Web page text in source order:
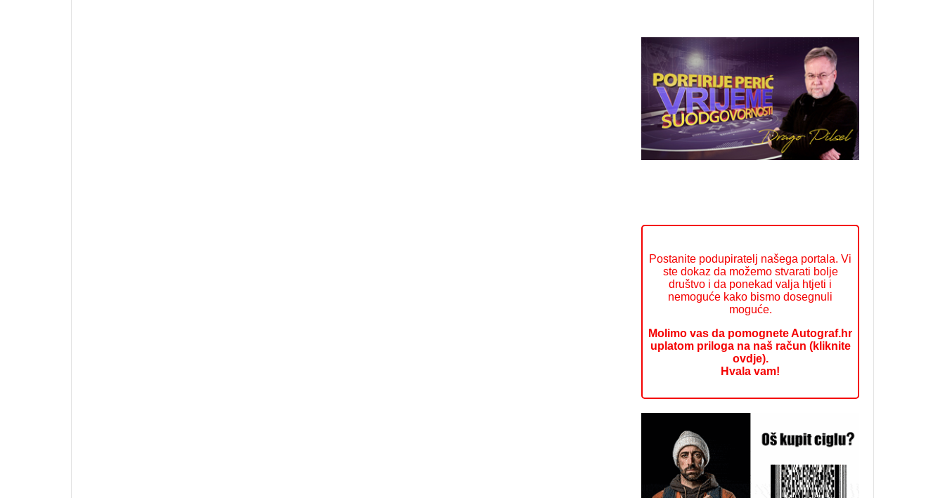
Postanite podupiratelj našega portala. Vi
ste dokaz da možemo stvarati bolje
društvo i da ponekad valja htjeti i
nemoguće kako bismo dosegnuli
moguće.
Molimo vas da pomognete Autograf.hr
uplatom priloga na naš račun (kliknite
ovdje).
Hvala vam!